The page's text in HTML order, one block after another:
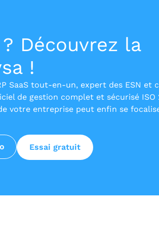
Découvrez la
!
SaaS tout-en-un, expert des ESN et
de gestion complet et sécurisé ISO
votre entreprise peut enfin se
Essai gratuit